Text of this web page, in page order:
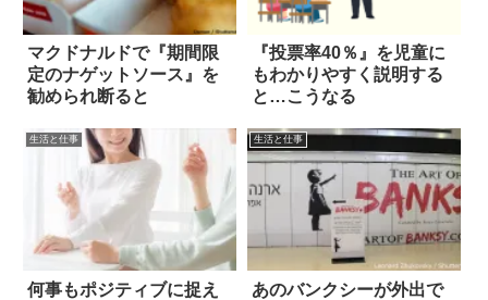
マクドナルドで『期間限
定のナゲットソース』を
勧められ断ると
『投票率40％』を児童に
もわかりやすく説明する
と…こうなる
生活と仕事
何事もポジティブに捉え
生活と仕事
あのバンクシーが外出で